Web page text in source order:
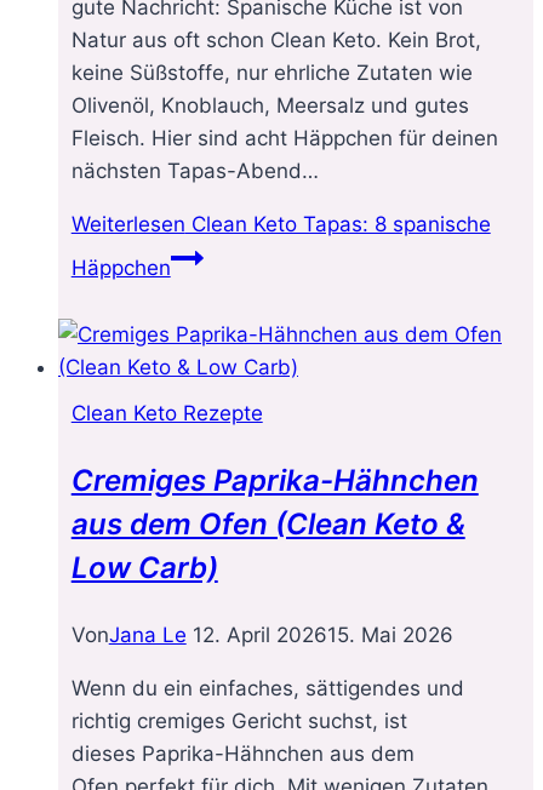
gute Nachricht: Spanische Küche ist von
Natur aus oft schon Clean Keto. Kein Brot,
keine Süßstoffe, nur ehrliche Zutaten wie
Olivenöl, Knoblauch, Meersalz und gutes
Fleisch. Hier sind acht Häppchen für deinen
nächsten Tapas-Abend…
Weiterlesen Clean Keto Tapas: 8 spanische
Häppchen
Clean Keto Rezepte
Cremiges Paprika-Hähnchen
aus dem Ofen (Clean Keto &
Low Carb)
VonJana Le 12. April 202615. Mai 2026
Wenn du ein einfaches, sättigendes und
richtig cremiges Gericht suchst, ist
dieses Paprika-Hähnchen aus dem